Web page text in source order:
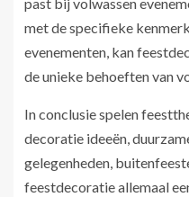
past bij volwassen
met de specifieke
evenementen, kan
de unieke behoeften van
In conclusie spelen
decoratie ideeën,
gelegenheden,
feestdecoratie allemaal